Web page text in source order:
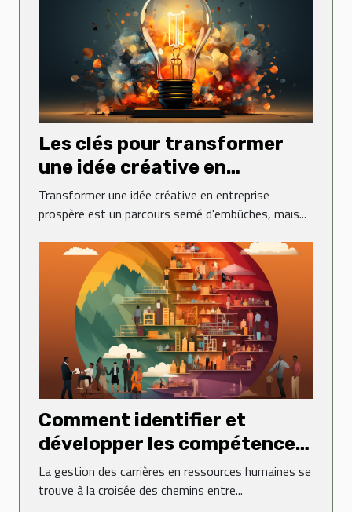
Les clés pour transformer
une idée créative en
entreprise prospère
Transformer une idée créative en entreprise
prospère est un parcours semé d'embûches, mais...
Comment identifier et
développer les compétences
clés pour une carrière en
ressources humaines
La gestion des carrières en ressources humaines se
trouve à la croisée des chemins entre...